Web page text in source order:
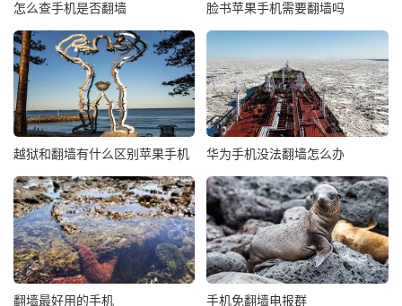
怎么查手机是否翻墙 脸书苹果手机需要翻墙吗
越狱和翻墙有什么区别苹果手机 华为手机没法翻墙怎么办
翻墙最好用的手机 手机免翻墙电报群